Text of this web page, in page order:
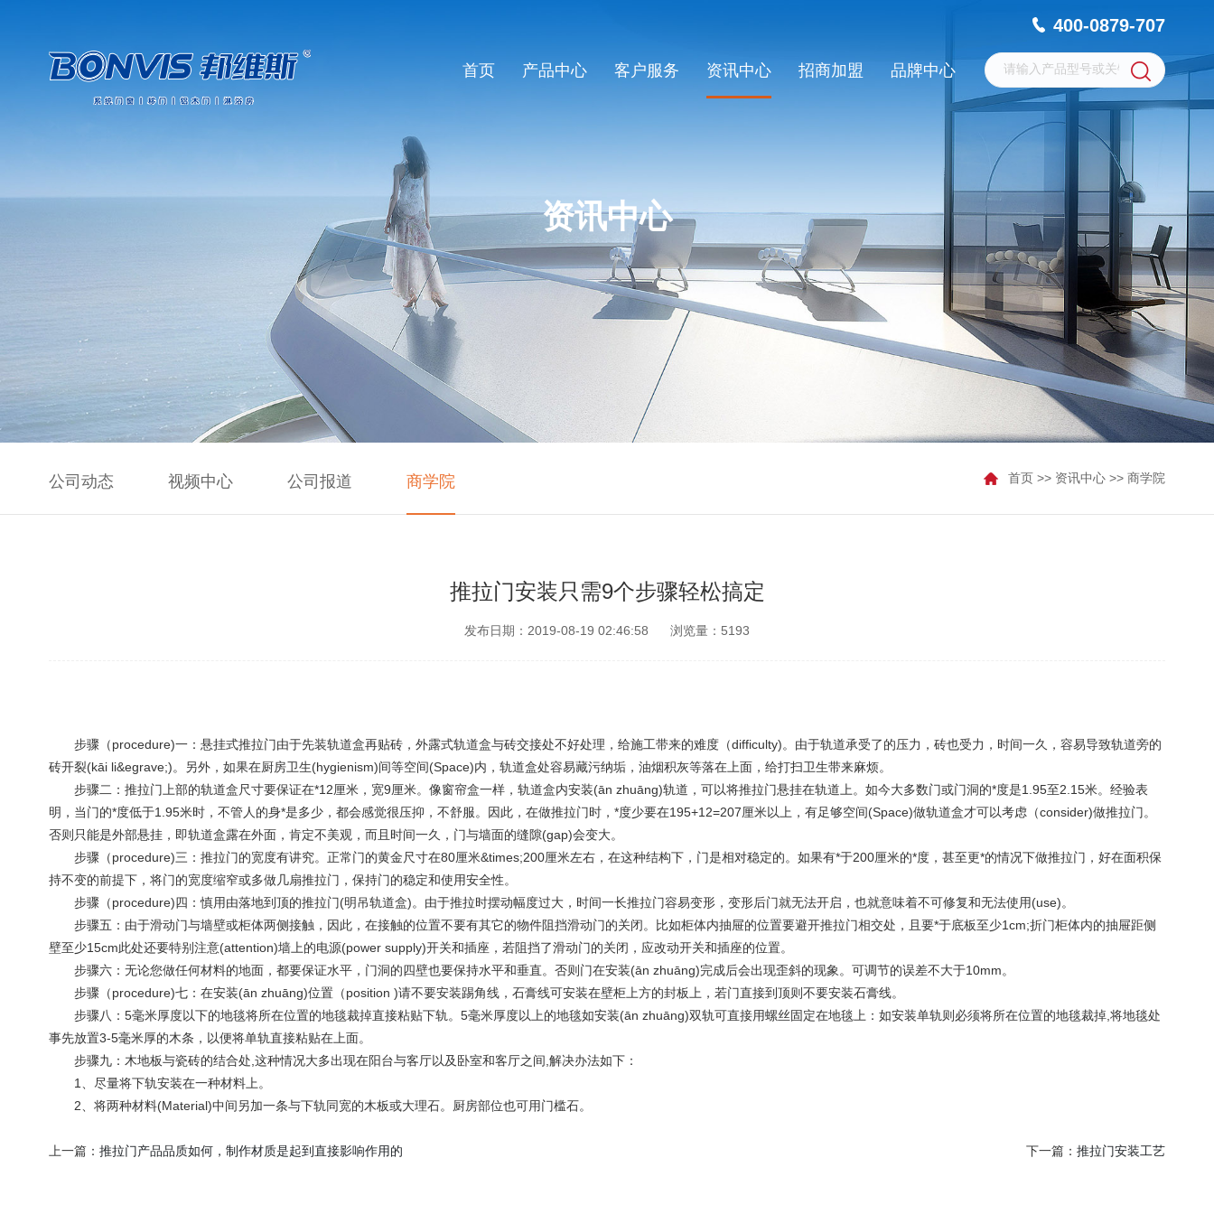
400-0879-707
首页 产品中心 客户服务 资讯中心 招商加盟 品牌中心
资讯中心
首页 >> 资讯中心 >>商学院
公司动态 视频中心 公司报道 商学院
推拉门安装只需9个步骤轻松搞定
发布日期：2019-08-19 02:46:58 浏览量：5193
步骤（procedure)一：悬挂式推拉门由于先装轨道盒再贴砖，外露式轨道盒与砖交接处不好处理，给施工带来的难度（difficulty)。由于轨道承受了的压力，砖也受力，时间一久，容易导致轨道旁的
砖开裂(kāi li&egrave;)。另外，如果在厨房卫生(hygienism)间等空间(Space)内，轨道盒处容易藏污纳垢，油烟积灰等落在上面，给打扫卫生带来麻烦。
步骤二：推拉门上部的轨道盒尺寸要保证在*12厘米，宽9厘米。像窗帘盒一样，轨道盒内安装(ān zhuāng)轨道，可以将推拉门悬挂在轨道上。如今大多数门或门洞的*度是1.95至2.15米。经验表
明，当门的*度低于1.95米时，不管人的身*是多少，都会感觉很压抑，不舒服。因此，在做推拉门时，*度少要在195+12=207厘米以上，有足够空间(Space)做轨道盒才可以考虑（consider)做推拉门。
否则只能是外部悬挂，即轨道盒露在外面，肯定不美观，而且时间一久，门与墙面的缝隙(gap)会变大。
步骤（procedure)三：推拉门的宽度有讲究。正常门的黄金尺寸在80厘米&times;200厘米左右，在这种结构下，门是相对稳定的。如果有*于200厘米的*度，甚至更*的情况下做推拉门，好在面积保
持不变的前提下，将门的宽度缩窄或多做几扇推拉门，保持门的稳定和使用安全性。
步骤（procedure)四：慎用由落地到顶的推拉门(明吊轨道盒)。由于推拉时摆动幅度过大，时间一长推拉门容易变形，变形后门就无法开启，也就意味着不可修复和无法使用(use)。
步骤五：由于滑动门与墙壁或柜体两侧接触，因此，在接触的位置不要有其它的物件阻挡滑动门的关闭。比如柜体内抽屉的位置要避开推拉门相交处，且要*于底板至少1cm;折门柜体内的抽屉距侧
壁至少15cm此处还要特别注意(attention)墙上的电源(power supply)开关和插座，若阻挡了滑动门的关闭，应改动开关和插座的位置。
步骤六：无论您做任何材料的地面，都要保证水平，门洞的四壁也要保持水平和垂直。否则门在安装(ān zhuāng)完成后会出现歪斜的现象。可调节的误差不大于10mm。
步骤（procedure)七：在安装(ān zhuāng)位置（position )请不要安装踢角线，石膏线可安装在壁柜上方的封板上，若门直接到顶则不要安装石膏线。
步骤八：5毫米厚度以下的地毯将所在位置的地毯裁掉直接粘贴下轨。5毫米厚度以上的地毯如安装(ān zhuāng)双轨可直接用螺丝固定在地毯上：如安装单轨则必须将所在位置的地毯裁掉,将地毯处
事先放置3-5毫米厚的木条，以便将单轨直接粘贴在上面。
步骤九：木地板与瓷砖的结合处,这种情况大多出现在阳台与客厅以及卧室和客厅之间,解决办法如下：
1、尽量将下轨安装在一种材料上。
2、将两种材料(Material)中间另加一条与下轨同宽的木板或大理石。厨房部位也可用门槛石。
上一篇： 推拉门产品品质如何，制作材质是起到直接影响作用的 下一篇：推拉门安装工艺